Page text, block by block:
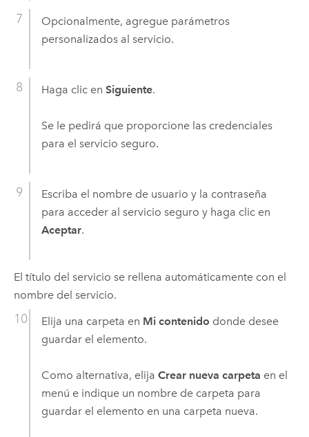
Opcionalmente, agregue parámetros
personalizados al servicio.
Haga clic en Siguiente.
Se le pedirá que proporcione las credenciales
para el servicio seguro.
Escriba el nombre de usuario y la contraseña
para acceder al servicio seguro y haga clic en
Aceptar.
El título del servicio se rellena automáticamente con el
nombre del servicio.
Elija una carpeta en Mi contenido donde desee
guardar el elemento.
Como alternativa, elija Crear nueva carpeta en el
menú e indique un nombre de carpeta para
guardar el elemento en una carpeta nueva.